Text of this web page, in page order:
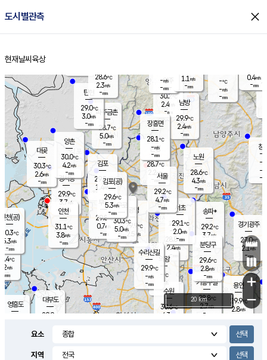
도시별관측 close
홈
현재날씨 육상
의도
℃
m/s
mm
영흥도
양주
30.2℃
2.4
-mm
과천
28.8℃
2.4m/s
- mm
용인
29.9℃
2.8m/s
경기광주
27.0℃
2.1m/s
-mm
대부도
29.9
경서동
29.9℃
3.7 m/s
-mm
파주금촌
28.7℃
5.0m/s
-mm
-℃
-m/s
-mm
대곶
30.3℃
2.6m/s
-mm
창
-
-m/
-
탄현
29.0℃
3.0m/s
-mm
0.4m/s
-mm
의왕
- ℃
m/s
mm
김포
29.8℃
1.4 m/s
mm
광명
29.9 ℃
2.5 m/s
-mm
부천
29.8℃
0.7m/s
-mm
양촌
30.0℃
4.2m/s
-mm
구로
30.3℃
5.0m/s
-mm
은평
28.7℃
2.2 m/s
- mm
노원
28.6℃
4.3m/s
-mm
송파*
29.2℃
3.7m/s
-mm
서초
29.1℃
2.0m/s
-mm
남방
29.9℃
2.4m/s
-mm
기흥구갈
28.8℃
2.7m/s
-
수리산길
29.9℃
-m/s
-mm
분당구
29.6℃
2.8m/s
-mm
장흥면
28.1℃
-m/s
-mm
-m/s
-mm
인천(공)
30.3℃
5.3m/s
-mm
김포(공)
29.6℃
5.3m/s
-mm
수원
30.6℃
4.3 m/s
인천
31.1℃
3.8m/s
-mm
서울
29.2℃
4.7m/s
-mm
28.6℃
2.3m/s
-mm
1.1 m/s
-mm
+
−
20 km
요소
지역